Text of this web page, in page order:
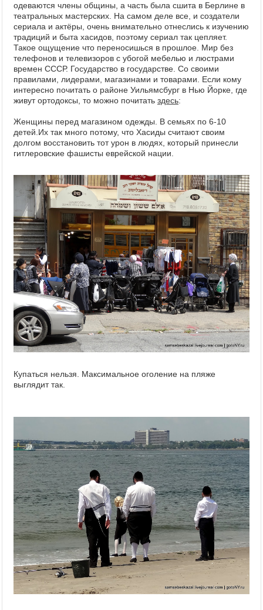
одеваются члены общины, а часть была сшита в Берлине в
театральных мастерских. На самом деле все, и создатели
сериала и актёры, очень внимательно отнеслись к изучению
традиций и быта хасидов, поэтому сериал так цепляет.
Такое ощущение что переносишься в прошлое. Мир без
телефонов и телевизоров с убогой мебелью и люстрами
времен СССР. Государство в государстве. Со своими
правилами, лидерами, магазинами и товарами. Если кому
интересно почитать о районе Уильямсбург в Нью Йорке, где
живут ортодоксы, то можно почитать здесь:
Женщины перед магазином одежды. В семьях по 6-10
детей.Их так много потому, что Хасиды считают своим
долгом восстановить тот урон в людях, который принесли
гитлеровские фашисты еврейской нации.
Купаться нельзя. Максимальное оголение на пляже
выглядит так.